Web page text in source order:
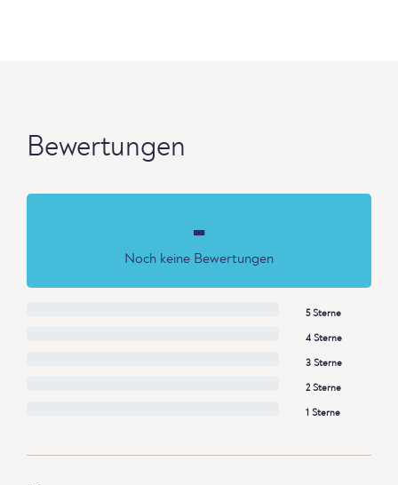
Bewertungen
-
Noch keine Bewertungen
5 Sterne
4 Sterne
3 Sterne
2 Sterne
1 Sterne